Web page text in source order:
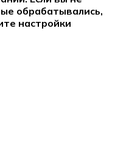
обрабатывались,
настройки